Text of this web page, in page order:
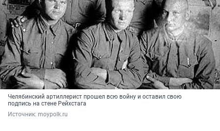
Челябинский артиллерист прошел всю войну и оставил свою
подпись на стене Рейхстага
Источник: moypolk.ru